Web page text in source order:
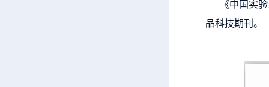
《中国实验
品科技期刊。